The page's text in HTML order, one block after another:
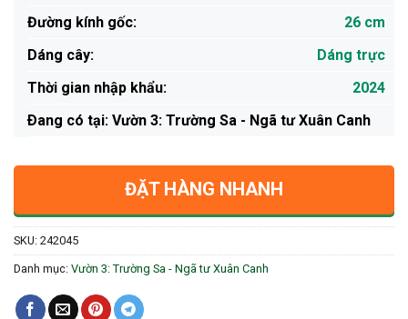
Đường kính gốc:
26 cm
Dáng cây:
Dáng trực
Thời gian nhập khẩu:
2024
Ðang có tại: Vườn 3: Trường Sa - Ngã tư Xuân Canh
ĐẶT HÀNG NHANH
SKU: 242045
Danh mục: Vườn 3: Trường Sa - Ngã tư Xuân Canh